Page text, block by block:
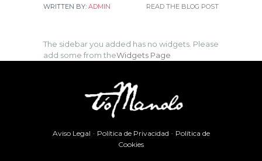
WRITTEN BY: ADMIN READ THE BLOG POST
The sidebar you added has no widgets. Please
add some from theWidgets Page
Aviso Legal - Política de Privacidad - Política de
Cookies